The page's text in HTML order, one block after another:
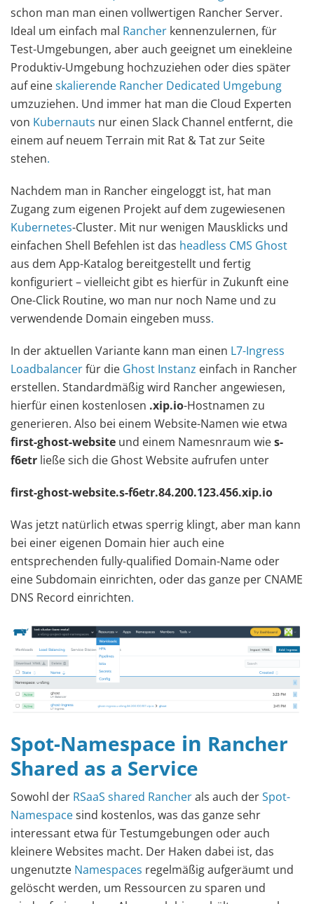
schon man man einen vollwertigen Rancher Server.
Ideal um einfach mal Rancher kennenzulernen, für
Test-Umgebungen, aber auch geeignet um einekleine
Produktiv-Umgebung hochzuziehen oder dies später
auf eineskalierende Rancher Dedicated Umgebung
umzuziehen. Und immer hat man die Cloud Experten
von Kubernauts nur einen Slack Channel entfernt, die
einem auf neuem Terrain mit Rat & Tat zur Seite
stehen.
Nachdem man in Rancher eingeloggt ist, hat man
Zugang zum eigenen Projekt auf dem zugewiesenen
Kubernetes-Cluster. Mit nur wenigen Mausklicks und
einfachen Shell Befehlen ist das headless CMS Ghost
aus dem App-Katalog bereitgestellt und fertig
konfiguriert – vielleicht gibt es hierfür in Zukunft eine
One-Click Routine, wo man nur noch Name und zu
verwendende Domain eingeben muss.
In der aktuellen Variante kann man einen L7-Ingress
Loadbalancerfür die Ghost Instanz einfach in Rancher
erstellen. Standardmäßig wird Rancher angewiesen,
hierfür einen kostenlosen .xip.io-Hostnamen zu
generieren. Also bei einem Website-Namen wie etwa
first-ghost-website und einem Namesnraum wies-
f6etr ließe sich die Ghost Website aufrufen unter
first-ghost-website.s-f6etr.84.200.123.456.xip.io
Was jetzt natürlich etwas sperrig klingt, aber man kann
bei einer eigenen Domain hier auch eine
entsprechenden fully-qualified Domain-Name oder
eine Subdomain einrichten, oder das ganze per CNAME
DNS Record einrichten.
Spot-Namespace in Rancher
Shared as a Service
Sowohl der RSaaS shared Rancherals auch derSpot-
Namespacesind kostenlos, was das ganze sehr
interessant etwa für Testumgebungen oder auch
kleinere Websites macht. Der Haken dabei ist, das
ungenutzte Namespaces regelmäßig aufgeräumt und
gelöscht werden, um Ressourcen zu sparen und